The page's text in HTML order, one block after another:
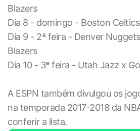
Blazers
Dia 8 - domingo - Boston
Dia 9 - 2ª feira - Denver
Blazers
Dia 10 - 3ª feira - Utah Jazz x
A ESPN também divulgou os
na temporada 2017-2018 da
conferir a lista.